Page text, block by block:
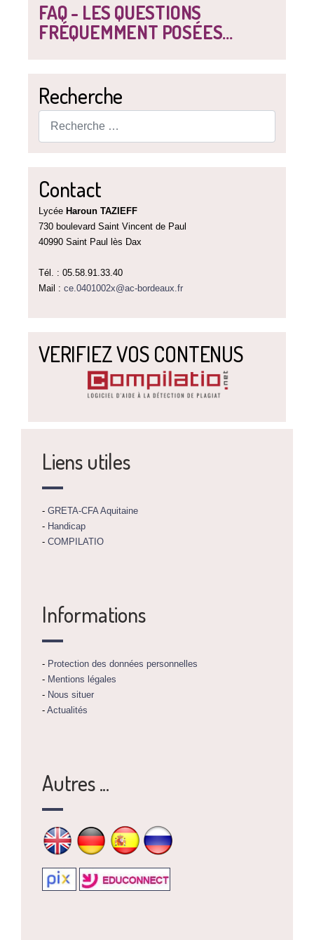
FAQ - LES QUESTIONS
FRÉQUEMMENT POSÉES...
Recherche
Contact
Lycée Haroun TAZIEFF
730 boulevard Saint Vincent de Paul
40990 Saint Paul lès Dax
Tél. : 05.58.91.33.40
Mail : ce.0401002x@ac-bordeaux.fr
VERIFIEZ VOS CONTENUS
Liens utiles
- GRETA-CFA Aquitaine
- Handicap
- COMPILATIO
Informations
- Protection des données personnelles
- Mentions légales
- Nous situer
- Actualités
Autres ...